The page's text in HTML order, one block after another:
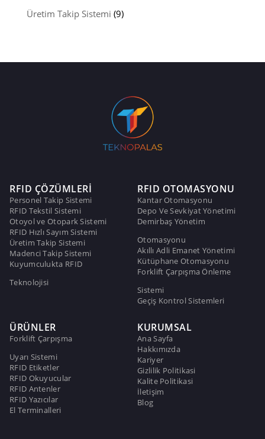
Üretim Takip Sistemi (9)
RFID ÇÖZÜMLERİ
Personel Takip Sistemi
RFID Tekstil Sistemi
Otoyol ve Otopark Sistemi
RFID Hızlı Sayım Sistemi
Üretim Takip Sistemi
Madenci Takip Sistemi
Kuyumculukta RFID
Teknolojisi
RFID OTOMASYONU
Kantar Otomasyonu
Depo Ve Sevkiyat Yönetimi
Demirbaş Yönetim
Otomasyonu
Akıllı Adli Emanet Yönetimi
Kütüphane Otomasyonu
Forklift Çarpışma Önleme
Sistemi
Geçiş Kontrol Sistemleri
ÜRÜNLER
Forklift Çarpışma
Uyarı Sistemi
RFID Etiketler
RFID Okuyucular
RFID Antenler
RFID Yazıcılar
El Terminalleri
KURUMSAL
Ana Sayfa
Hakkımızda
Kariyer
Gizlilik Politikasi
Kalite Politikasi
İletişim
Blog